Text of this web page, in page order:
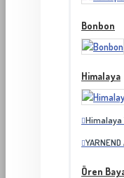
Bonbon
Himalaya
Himalaya
Ören